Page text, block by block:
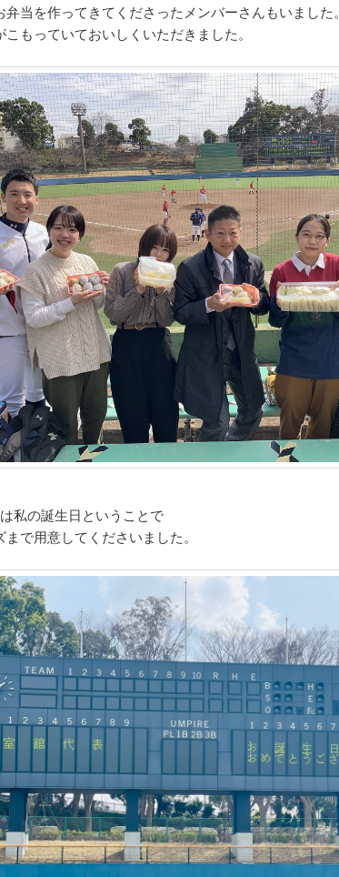
弁当を作ってきてくださったメンバーさんもいました。
もっていておいしくいただきました。
私の誕生日ということで
で用意してくださいました。